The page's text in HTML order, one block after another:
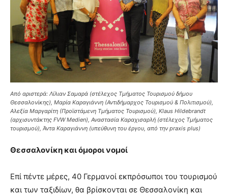
Από αριστερά: Λίλιαν Σαμαρά (στέλεχος Τμήματος Τουρισμού δήμου
Θεσσαλονίκης), Μαρία Καραγιάννη (Αντιδήμαρχος Τουρισμού & Πολιτισμού),
Αλεξία Μαργαρίτη (Προϊστάμενη Τμήματος Τουρισμού), Klaus Hildebrandt
(αρχισυντάκτης FVW Medien), Αναστασία Καραχισαρλή (στέλεχος Τμήματος
τουρισμού), Άντα Καραγιάννη (υπεύθυνη του έργου, από την praxis plus)
Θεσσαλονίκη και όμοροι νομοί
Επί πέντε μέρες, 40 Γερμανοί εκπρόσωποι του τουρισμού
και των ταξιδίων, θα βρίσκονται σε Θεσσαλονίκη και